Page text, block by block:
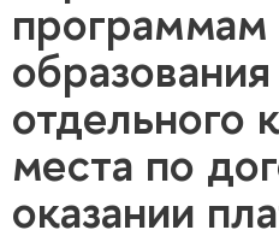
отдельного
места по
оказании